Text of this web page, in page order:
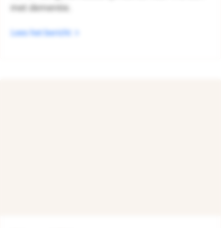
met dementie.
Lees het bericht